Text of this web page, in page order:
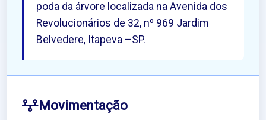
poda da árvore localizada na Avenida dos
Revolucionários de 32, nº 969 Jardim
Belvedere, Itapeva –SP.
Movimentação